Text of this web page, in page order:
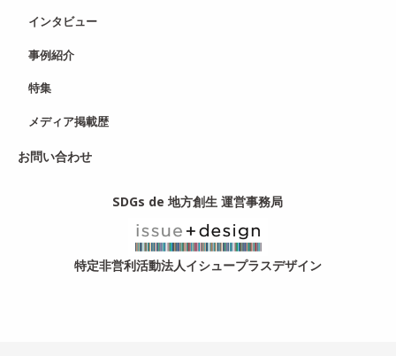
SDGs de 地方創生 運営事務局
特定非営利活動法人イシュープラスデザイン
インタビュー
事例紹介
特集
メディア掲載歴
お問い合わせ